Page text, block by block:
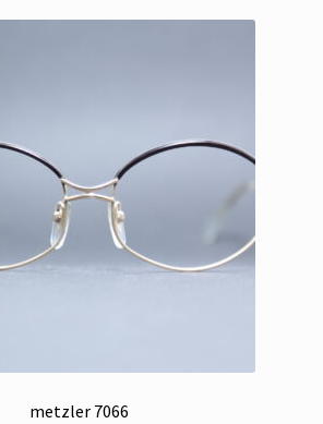
metzler 7066